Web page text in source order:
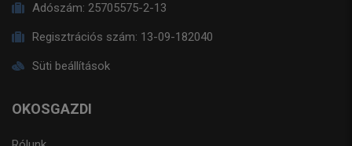
Adószám: 25705575-2-13
Regisztrációs szám: 13-09-182040
Süti beállítások
OKOSGAZDI